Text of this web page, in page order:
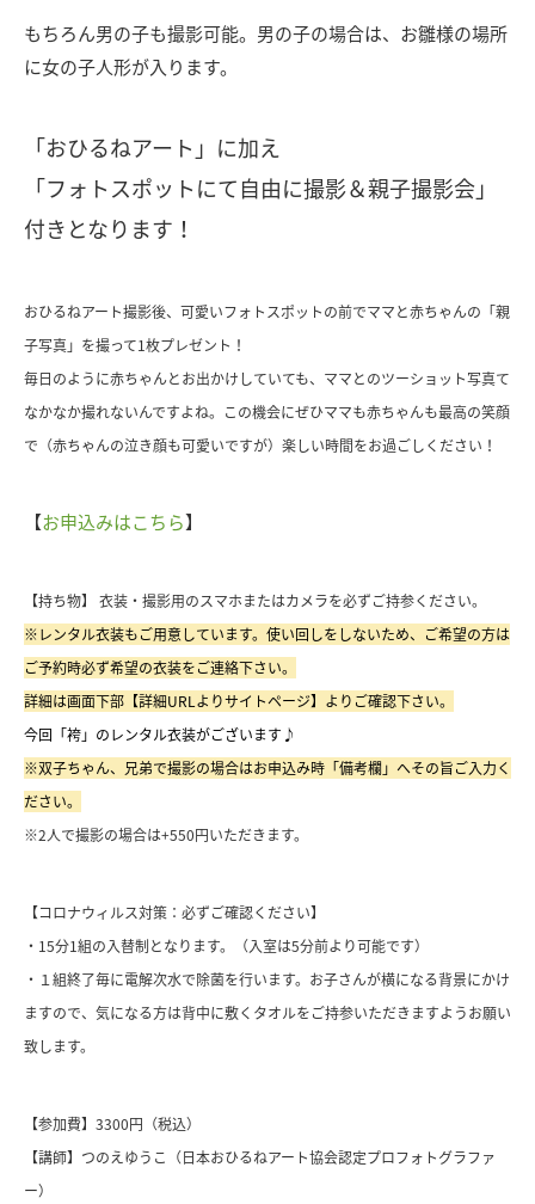
もちろん男の子も撮影可能。男の子の場合は、お雛様の場所
に女の子人形が入ります。
「おひるねアート」に加え
「フォトスポットにて自由に撮影＆親子撮影会」
付きとなります！
おひるねアート撮影後、可愛いフォトスポットの前でママと赤ちゃんの「親
子写真」を撮って1枚プレゼント！
毎日のように赤ちゃんとお出かけしていても、ママとのツーショット写真て
なかなか撮れないんですよね。 この機会にぜひママも赤ちゃんも最高の笑顔
で（赤ちゃんの泣き顔も可愛いですが）楽しい時間をお過ごしください！
【お申込みはこちら】
【持ち物】 衣装・撮影用のスマホまたはカメラを必ずご持参ください。
※レンタル衣装もご用意しています。使い回しをしないため、ご希望の方は
ご予約時必ず希望の衣装をご連絡下さい。
詳細は画面下部【詳細URLよりサイトページ】よりご確認下さい。
今回「袴」のレンタル衣装がございます♪
※双子ちゃん、兄弟で撮影の場合はお申込み時「備考欄」へその旨ご入力く
ださい。
※2人で撮影の場合は+550円いただきます。
【コロナウィルス対策：必ずご確認ください】
・15分1組の入替制となります。（入室は5分前より可能です）
・１組終了毎に電解次水で除菌を行います。お子さんが横になる背景にかけ
ますので、気になる方は背中に敷くタオルをご持参いただきますようお願い
致します。
【参加費】3300円（税込）
【講師】つのえゆうこ（日本おひるねアート協会認定プロフォトグラファ
ー）